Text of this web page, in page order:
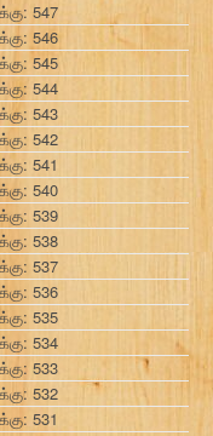
547
546
545
544
543
542
541
540
539
538
537
536
535
534
533
532
531